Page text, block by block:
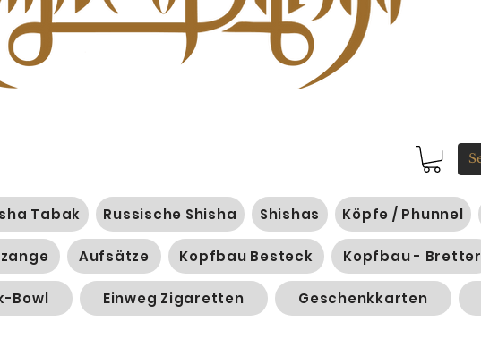
Tabak Russische Shisha Shishas Köpfe / Phunnel
Aufsätze Kopfbau Besteck Kopfbau - Bretter
Bowl Einweg Zigaretten Geschenkkarten